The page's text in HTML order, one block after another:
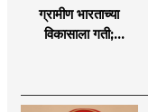
ग्रामीण भारताच्या
विकासाला गती;
लक्ष्य!